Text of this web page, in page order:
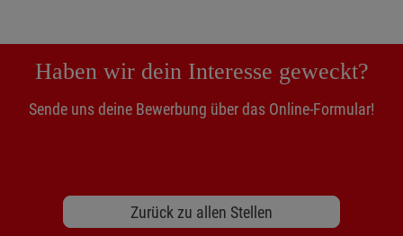
Haben wir dein Interesse geweckt?
Sende uns deine Bewerbung über das Online-Formular!
Zurück zu allen Stellen